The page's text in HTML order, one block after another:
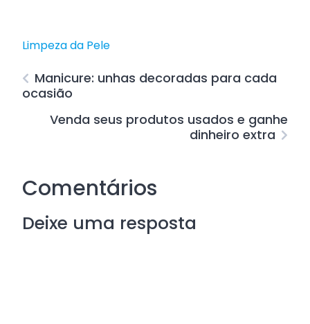
Limpeza da Pele
Manicure: unhas decoradas para cada
ocasião
Venda seus produtos usados e ganhe
dinheiro extra
Comentários
Deixe uma resposta